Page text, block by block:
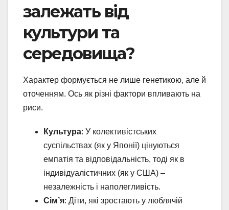
залежать від
культури та
середовища?
Характер формується не лише генетикою, але й
оточенням. Ось як різні фактори впливають на
риси.
Культура: У колективістських
суспільствах (як у Японії) цінуються
емпатія та відповідальність, тоді як в
індивідуалістичних (як у США) –
незалежність і наполегливість.
Сім’я: Діти, які зростають у люблячій